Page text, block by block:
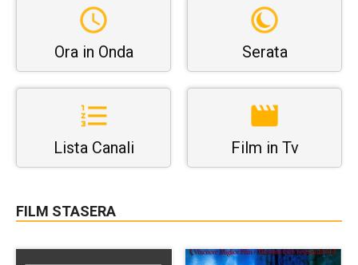
Ora in Onda Serata
Lista Canali Film in Tv
FILM STASERA